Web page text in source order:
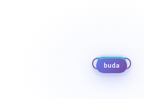
buda
barak
drewutnia
szopa
egzamin
szkoła